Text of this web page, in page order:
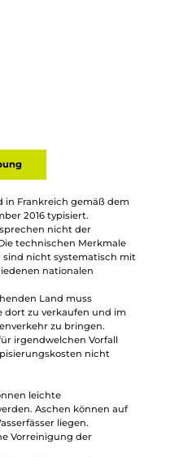
liste
in Frankreich gemäß dem
2016 typisiert.
nicht der
technischen Merkmale
sind nicht systematisch mit
nationalen
Land muss
dort zu verkaufen und im
zu bringen.
irgendwelchen Vorfall
nicht
leichte
Aschen können auf
liegen.
Vorreinigung der